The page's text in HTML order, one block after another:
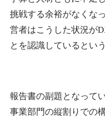
挑戦する余裕がなくな
営者はこうした状況が
とを認識しているという
報告書の副題となって
事業部門の縦割りでの